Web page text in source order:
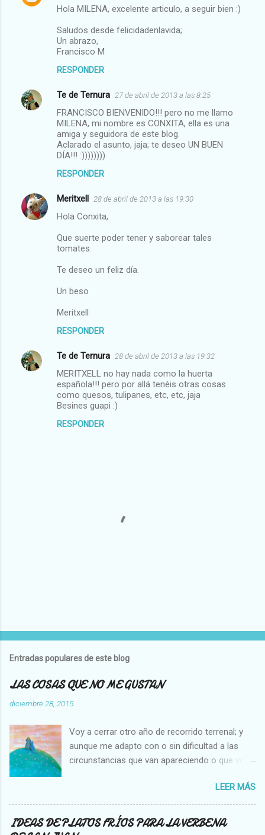
Hola MILENA, excelente articulo, a seguir bien :)
Saludos desde felicidadenlavida;
Un abrazo,
Francisco M
RESPONDER
Te de Ternura 27 de abril de 2013 a las 8:25
FRANCISCO BIENVENIDO!!! pero no me llamo
MILENA, mi nombre es CONXITA, ella es una
amiga y seguidora de este blog.
Aclarado el asunto, jaja; te deseo UN BUEN
DÍA!!! :))))))))
RESPONDER
Meritxell 28 de abril de 2013 a las 19:30
Hola Conxita,
Que suerte poder tener y saborear tales
tomates.
Te deseo un feliz día.
Un beso
Meritxell
RESPONDER
Te de Ternura 28 de abril de 2013 a las 19:32
MERITXELL no hay nada como la huerta
española!!! pero por allá tenéis otras cosas
como quesos, tulipanes, etc, etc, jaja
Besines guapi :)
RESPONDER
l
c
a
r
n
c
o
m
e
n
r
i
o
Entradas populares de este blog
LAS COSAS QUE NO ME GUSTAN
diciembre 28, 2015
Voy a cerrar otro año de recorrido terrenal; y
aunque me adapto con o sin dificultad a las
circunstancias que van apareciendo o que voy
es decir que para mi son inamovibles, y os voy
a contar cuales son: NO ME GUSTA VER A UNA
MOSCA O UNA ABEJA DENTRO DE MI CASA, Y
NO SOPORTO MATARLAS. NO ME GUSTA QUE
LEER MÁS
IDEAS DE PLATOS FRÍOS PARA LA VERBENA